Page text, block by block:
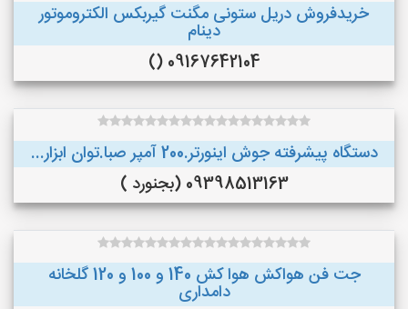
خریدفروش دریل ستونی مگنت گیربکس الکتروموتور
دینام
09167642104 ()
دستگاه پیشرفته جوش اینورتر.200 آمپر صبا.توان ابزار...
09398513163 (بجنورد )
جت فن هواکش هوا کش 140 و 100 و 120 گلخانه
دامداری